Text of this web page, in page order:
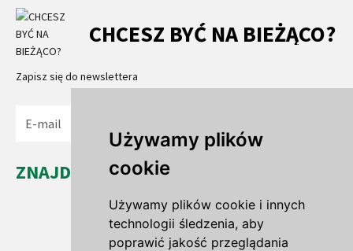
Używamy plików
cookie
Używamy plików cookie i innych
technologii śledzenia, aby
poprawić jakość przeglądania
CHCESZ BYĆ NA BIEŻĄCO?
Zapisz się do newslettera
ZNAJDŹ NAS...
Leszno Dolne 35a
67-321 Leszno Górne
woj. lubuskie